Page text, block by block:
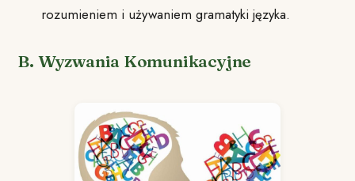
rozumieniem i używaniem gramatyki języka.
B. Wyzwania Komunikacyjne